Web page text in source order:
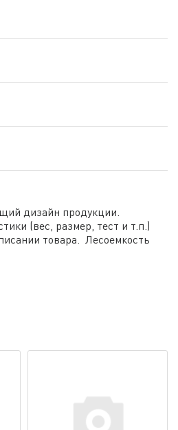
дизайн продукции.
(вес, размер, тест и т.п.)
товара. Лесоемкость